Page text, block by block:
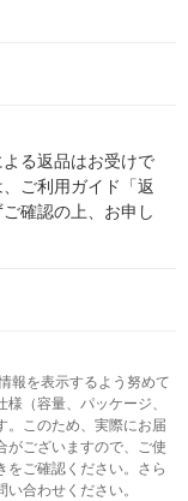
る返品はお受けで
ご利用ガイド「返
確認の上、お申し
報を表示するよう努めて
（容量、パッケージ、
。このため、実際にお届
がございますので、ご使
をご確認ください。さら
合わせください。